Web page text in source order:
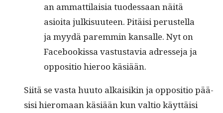
an ammat­ti­laisia tuodessaan näitä
asioi­ta julk­isu­u­teen. Pitäisi perustel­la
ja myy­dä parem­min kansalle. Nyt on
Face­bookissa vas­tus­tavia adresse­ja ja
oppo­si­tio hieroo käsiään.
Siitä se vas­ta huu­to alka­isikin ja oppo­si­tio pää­
sisi hiero­maan käsiään kun val­tio käyt­täisi